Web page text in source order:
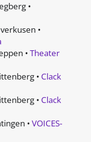
•
•
• Theater
• Clack
• Clack
• VOICES-